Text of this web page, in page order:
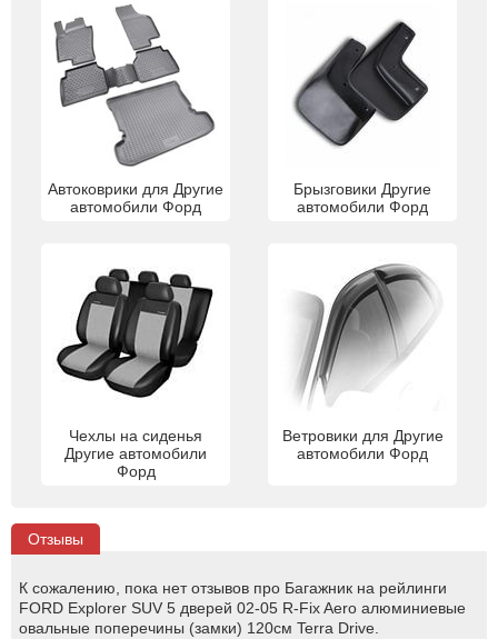
Автоковрики для Другие
автомобили Форд
Брызговики Другие
автомобили Форд
Чехлы на сиденья
Другие автомобили
Форд
Ветровики для Другие
автомобили Форд
Отзывы
К сожалению, пока нет отзывов про Багажник на рейлинги
FORD Explorer SUV 5 дверей 02-05 R-Fix Aero алюминиевые
овальные поперечины (замки) 120см Terra Drive.